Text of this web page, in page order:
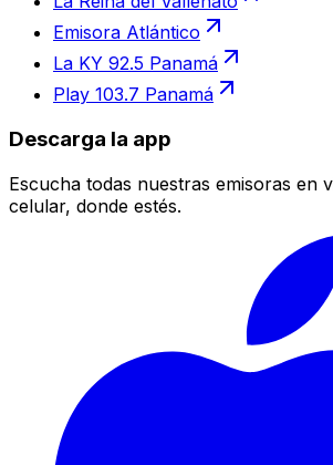
Emisora Atlántico
La KY 92.5 Panamá
Play 103.7 Panamá
Descarga la app
Escucha todas nuestras emisoras en
celular, donde estés.